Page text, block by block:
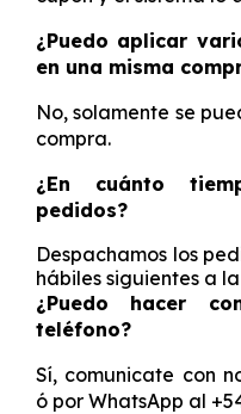
¿Puedo aplicar
en una misma
No, solamente se
compra.
¿En cuánto
pedidos?
Despachamos los
hábiles siguientes a
¿Puedo hacer
teléfono?
Sí, comunicate con
ó por WhatsApp al